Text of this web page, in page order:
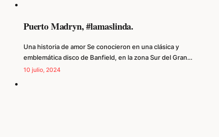
Puerto Madryn, #lamaslinda.
Una historia de amor Se conocieron en una clásica y
emblemática disco de Banfield, en la zona Sur del Gran…
10 julio, 2024